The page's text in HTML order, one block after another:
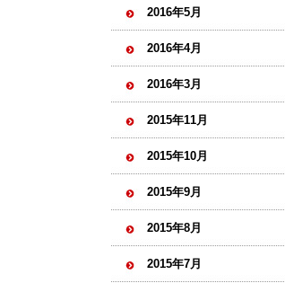
2016年5月
2016年4月
2016年3月
2015年11月
2015年10月
2015年9月
2015年8月
2015年7月